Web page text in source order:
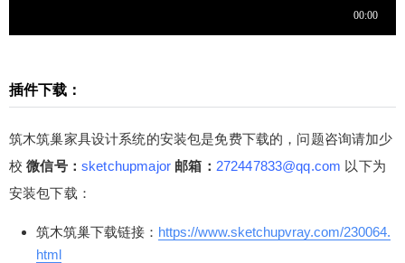
插件下载：
筑木筑巢家具设计系统的安装包是免费下载的，问题咨询请加少
校微信号： sketchupmajor 邮箱： 272447833@qq.com 以下为
安装包下载：
筑木筑巢下载链接： https://www.sketchupvray.com/230064.
html